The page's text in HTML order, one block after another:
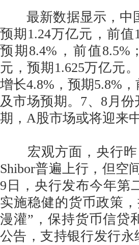
最新数据显示，中国
预期1.24万亿元，前值
预期8.4%，前值
元，预期1.625万亿元
增长4.8%，预期5.8%
及市场预期。7、8月
期，A股市场或将迎来
宏观方面，央行昨
Shibor普遍上行，但空
9日，央行发布今年第
实施稳健的货币政策
漫灌”，保持货币信贷
公告，支持银行发行